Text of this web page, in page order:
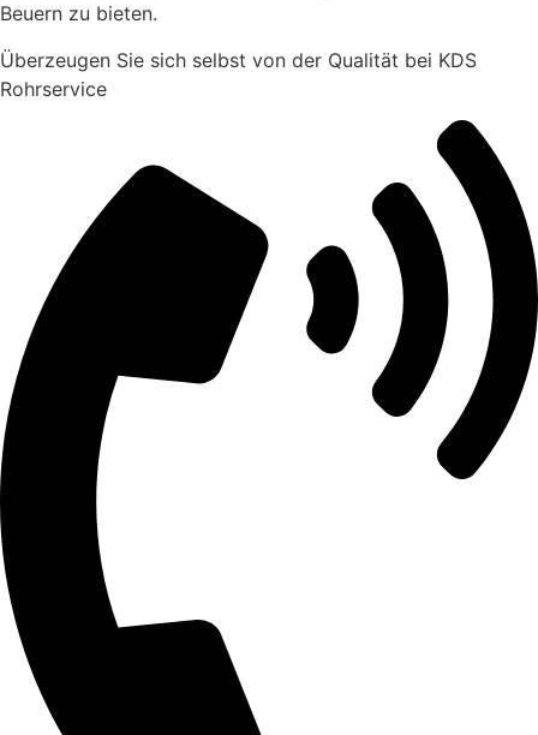
Beuern zu bieten.
Überzeugen Sie sich selbst von der Qualität bei KDS
Rohrservice